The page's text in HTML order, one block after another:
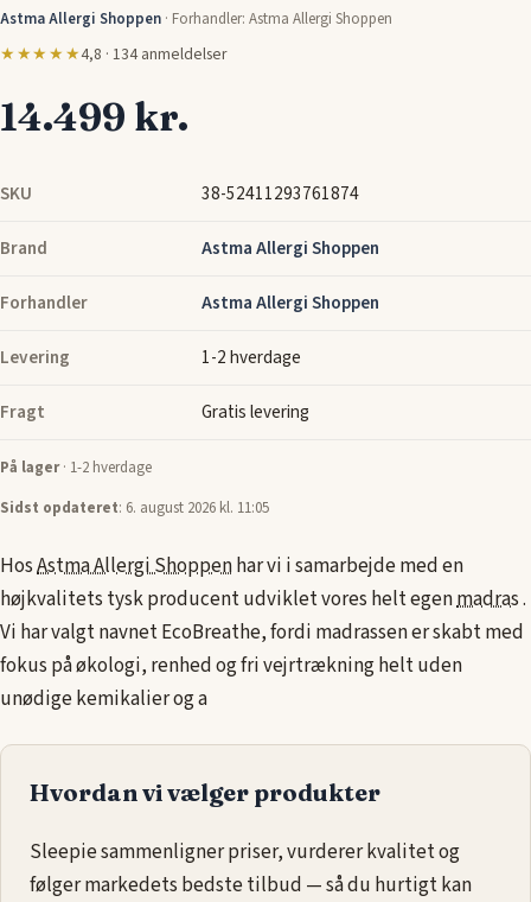
SKU 38-52411293761874
Brand Astma Allergi Shoppen
Forhandler Astma Allergi Shoppen
Levering 1-2 hverdage
Fragt Gratis levering
Astma Allergi Shoppen · Forhandler: Astma Allergi Shoppen
★★★★★4,8 · 134 anmeldelser
14.499 kr.
På lager· 1-2 hverdage
Sidst opdateret: 6. august 2026 kl. 11:05
HosAstma Allergi Shoppenhar vi i samarbejde med en
højkvalitets tysk producent udviklet vores helt egenmadras.
Vi har valgt navnet EcoBreathe, fordi madrassen er skabt med
fokus på økologi, renhed og fri vejrtrækning helt uden
unødige kemikalier og a
Hvordan vi vælger produkter
Sleepie sammenligner priser, vurderer kvalitet og
følger markedets bedste tilbud — så du hurtigt kan